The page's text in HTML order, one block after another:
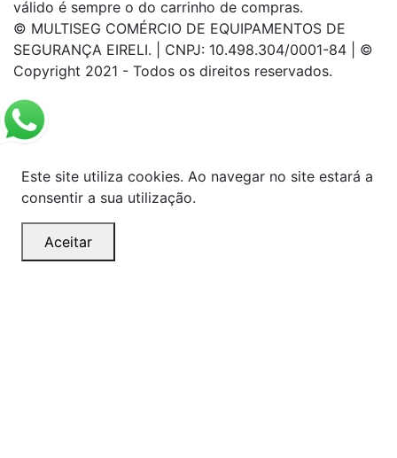
válido é sempre o do carrinho de compras.
© MULTISEG COMÉRCIO DE EQUIPAMENTOS DE
SEGURANÇA EIRELI. | CNPJ: 10.498.304/0001-84 | ©
Copyright 2021 - Todos os direitos reservados.
Este site utiliza cookies. Ao navegar no site estará a
consentir a sua utilização.
Aceitar